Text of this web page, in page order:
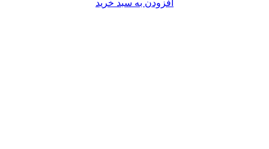
افزودن به سبد خرید